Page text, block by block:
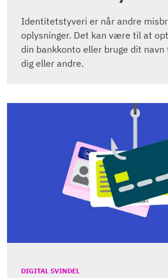
Identitetstyveri er når andre
oplysninger. Det kan være til at
din bankkonto eller bruge dit
dig eller andre.
DIGITAL SVINDEL